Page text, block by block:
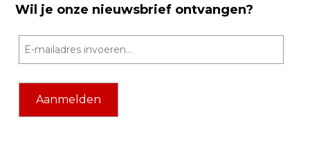
Wil je onze nieuwsbrief ontvangen?